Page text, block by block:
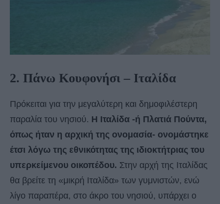
2. Πάνω Κουφονήσι – Ιταλίδα
Πρόκειται για την μεγαλύτερη και δημοφιλέστερη
παραλία του νησιού. Η Ιταλίδα -ή Πλατιά Πούντα,
όπως ήταν η αρχική της ονομασία- ονομάστηκε
έτσι λόγω της εθνικότητας της ιδιοκτήτριας του
υπερκείμενου οικοπέδου. Στην αρχή της Ιταλίδας
θα βρείτε τη «μικρή Ιταλίδα» των γυμνιστών, ενώ
λίγο παραπέρα, στο άκρο του νησιού, υπάρχει ο